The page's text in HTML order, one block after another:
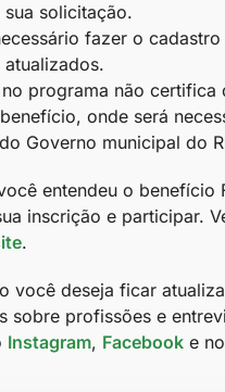
solicitação.
fazer o
programa não certifica
onde será
Governo municipal do
entendeu o benefício
inscrição e participar.
.
você deseja ficar
sobre profissões e
Instagram, Facebook e no